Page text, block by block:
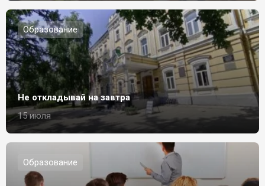
Образование
Не откладывай на завтра
15 июля
Образование